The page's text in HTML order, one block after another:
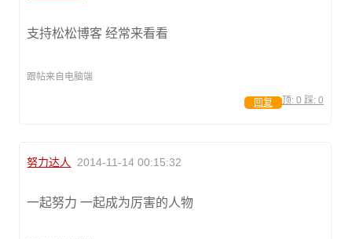
支持松松博客 经常来看看
跟帖来自电脑端
顶: 0 踩: 0
回复
努力达人 2014-11-14 00:15:32
一起努力 一起成为厉害的人物